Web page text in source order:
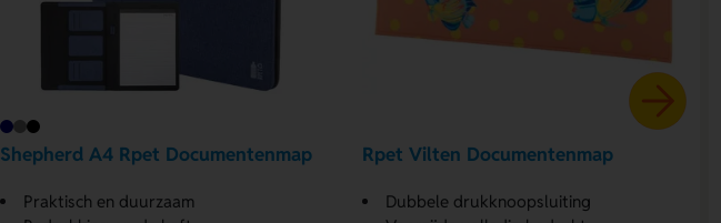
Shepherd A4 Rpet Documentenmap
Praktisch en duurzaam
Rpet Vilten Documentenmap
Dubbele drukknoopsluiting